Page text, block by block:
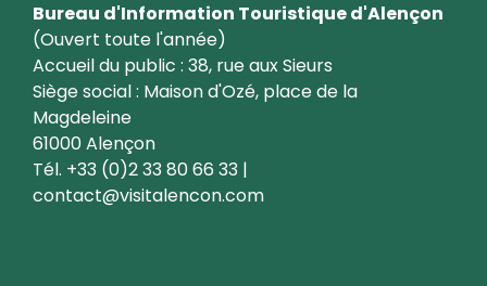
Bureau d'Information Touristique d'Alençon
(Ouvert toute l'année)
Accueil du public : 38, rue aux Sieurs
Siège social : Maison d'Ozé, place de la
Magdeleine
61000 Alençon
Tél. +33 (0)2 33 80 66 33 |
contact@visitalencon.com